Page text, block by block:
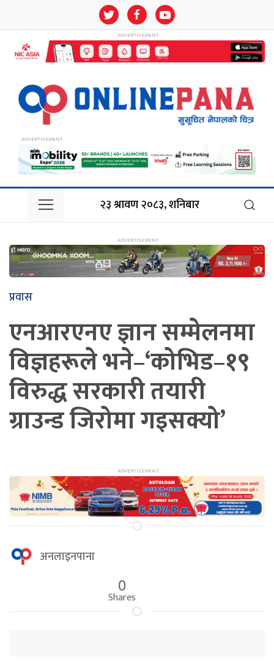
२३ श्रावण २०८३, शनिबार
प्रवास
एनआरएनए ज्ञान सम्मेलनमा
विज्ञहरूले भने–‘कोभिड–१९
विरुद्ध सरकारी तयारी
ग्राउन्ड जिरोमा गइसक्यो’
अनलाइनपाना
0
Shares